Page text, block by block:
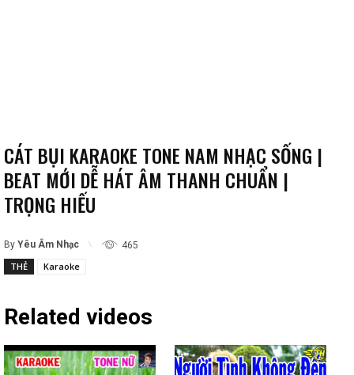
CÁT BỤI KARAOKE TONE NAM NHẠC SỐNG |
BEAT MỚI DỄ HÁT ÂM THANH CHUẨN |
TRỌNG HIẾU
By Yêu Âm Nhạc 465
THẺ Karaoke
Related videos